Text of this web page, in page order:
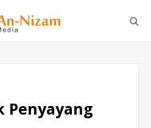
Penyayang